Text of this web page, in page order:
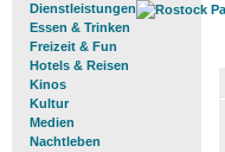
Dienstleistungen
Essen & Trinken
Freizeit & Fun
Hotels & Reisen
Kinos
Kultur
Medien
Nachtleben